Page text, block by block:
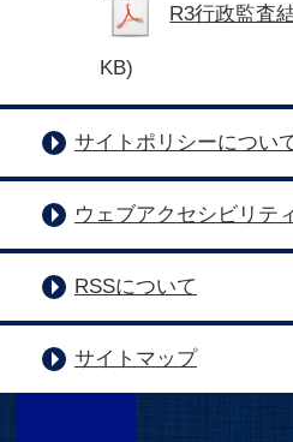
R3行政監査
KB)
サイトポリシーについ
ウェブアクセシビリテ
RSSについて
サイトマップ